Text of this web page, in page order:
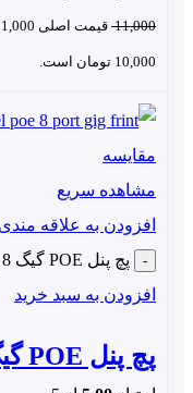
11,000 قیمت اصلی 11,000 تومان بود.
10,000 تومان است.
مقایسه
مشاهده سریع
افزودن به علاقه مندی
پچ پنل POE گیگ 8 پورت 1008G عدد
افزودن به سبد خرید
پچ پنل POE گیگ 8 پورت 1008G